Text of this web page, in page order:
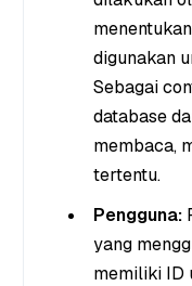
digunakan
Sebagai
database
membaca,
tertentu.
Pengguna:
yang
memiliki ID